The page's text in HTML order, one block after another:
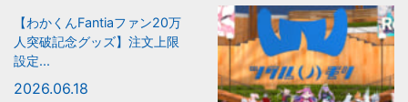
【わかくんFantiaファン20万
人突破記念グッズ】注文上限
設定...
2026.06.18